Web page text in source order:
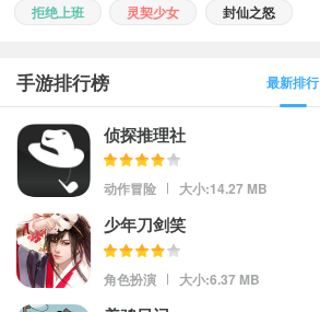
拒绝上班
灵契少女 封仙之怒
手游排行榜 最新排行
侦探推理社
动作冒险 大小:14.27 MB
少年刀剑笑
角色扮演 大小:6.37 MB